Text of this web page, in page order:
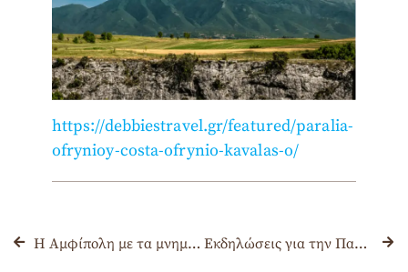
https://debbiestravel.gr/featured/paralia-
ofrynioy-costa-ofrynio-kavalas-o/
Η Αμφίπολη με τα μνημεία και τα μυστικά της σε ψηφιακό βίντεο προβολής 3D Εκδηλώσεις για την Παγκόσμια Ημέρα Οινοτουρισμού στα οινοποιεία Βορείου Ελλάδος